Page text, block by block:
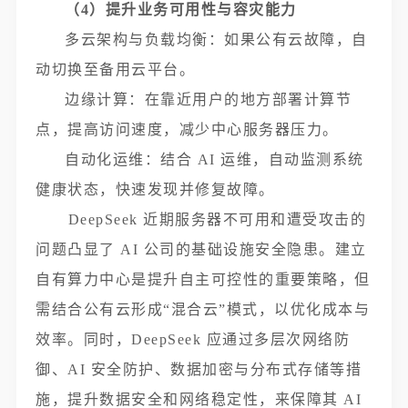
（4）提升业务可用性与容灾能力
多云架构与负载均衡：如果公有云故障，自
动切换至备用云平台。
边缘计算：在靠近用户的地方部署计算节
点，提高访问速度，减少中心服务器压力。
自动化运维：结合 AI 运维，自动监测系统
健康状态，快速发现并修复故障。
DeepSeek 近期服务器不可用和遭受攻击的
问题凸显了 AI 公司的基础设施安全隐患。建立
自有算力中心是提升自主可控性的重要策略，但
需结合公有云形成“混合云”模式，以优化成本与
效率。同时，DeepSeek 应通过多层次网络防
御、AI 安全防护、数据加密与分布式存储等措
施，提升数据安全和网络稳定性，来保障其 AI